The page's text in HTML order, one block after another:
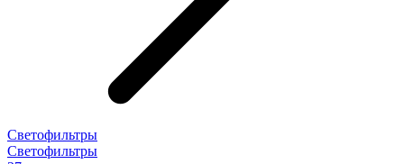
Светофильтры
Светофильтры